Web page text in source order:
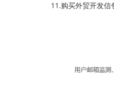
11.购买外贸开发信